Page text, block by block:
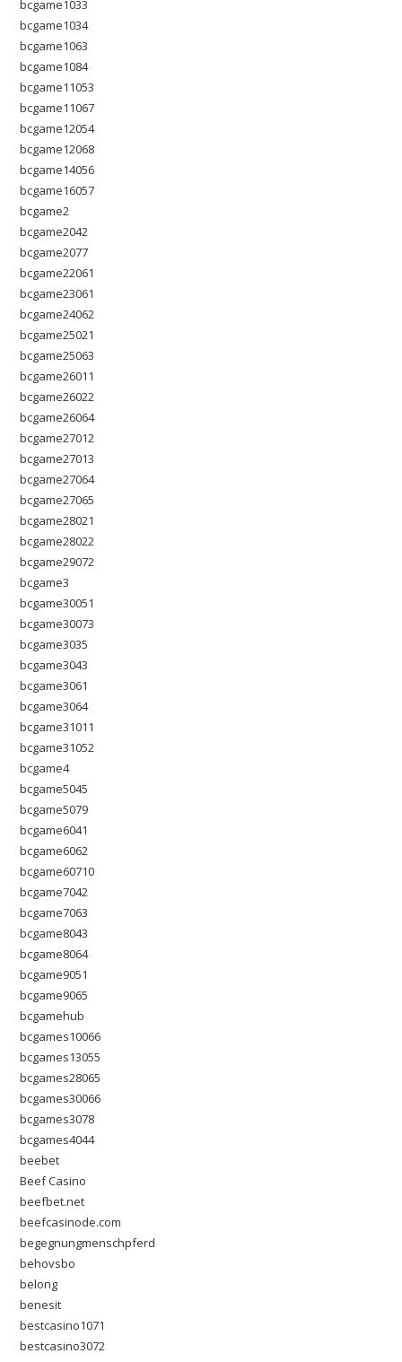
bcgame1033
bcgame1034
bcgame1063
bcgame1084
bcgame11053
bcgame11067
bcgame12054
bcgame12068
bcgame14056
bcgame16057
bcgame2
bcgame2042
bcgame2077
bcgame22061
bcgame23061
bcgame24062
bcgame25021
bcgame25063
bcgame26011
bcgame26022
bcgame26064
bcgame27012
bcgame27013
bcgame27064
bcgame27065
bcgame28021
bcgame28022
bcgame29072
bcgame3
bcgame30051
bcgame30073
bcgame3035
bcgame3043
bcgame3061
bcgame3064
bcgame31011
bcgame31052
bcgame4
bcgame5045
bcgame5079
bcgame6041
bcgame6062
bcgame60710
bcgame7042
bcgame7063
bcgame8043
bcgame8064
bcgame9051
bcgame9065
bcgamehub
bcgames10066
bcgames13055
bcgames28065
bcgames30066
bcgames3078
bcgames4044
beebet
Beef Casino
beefbet.net
beefcasinode.com
begegnungmenschpferd
behovsbo
belong
benesit
bestcasino1071
bestcasino3072